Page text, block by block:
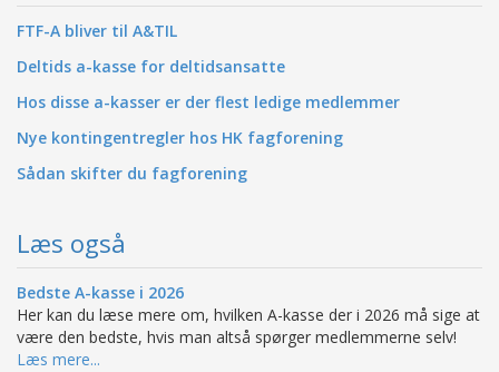
FTF-A bliver til A&TIL
Deltids a-kasse for deltidsansatte
Hos disse a-kasser er der flest ledige medlemmer
Nye kontingentregler hos HK fagforening
Sådan skifter du fagforening
Læs også
Bedste A-kasse i 2026
Her kan du læse mere om, hvilken A-kasse der i 2026 må sige at
være den bedste, hvis man altså spørger medlemmerne selv!
Læs mere...